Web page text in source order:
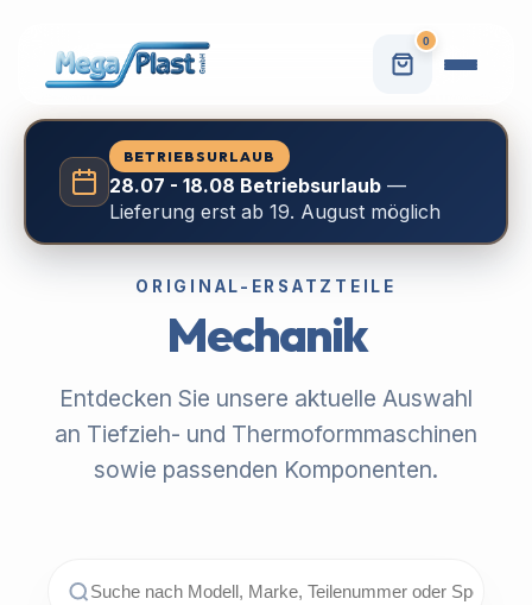
0
BETRIEBSURLAUB
28.07 - 18.08 Betriebsurlaub—
Lieferung erst ab 19. August möglich
ORIGINAL-ERSATZTEILE
Mechanik
Entdecken Sie unsere aktuelle Auswahl
an Tiefzieh- und Thermoformmaschinen
sowie passenden Komponenten.